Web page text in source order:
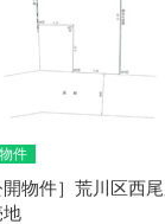
件
開物件］荒川区西
地